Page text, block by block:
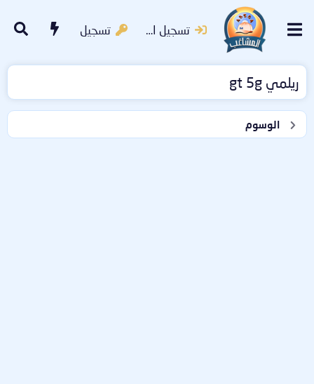
تسجيل الدخول تسجيل
ريلمي gt 5g
الوسوم